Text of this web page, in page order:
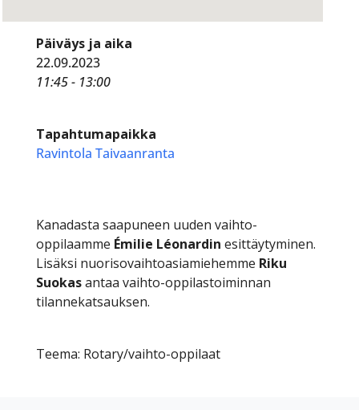
Päiväys ja aika
22.09.2023
11:45 - 13:00
Tapahtumapaikka
Ravintola Taivaanranta
Kanadasta saapuneen uuden vaihto-
oppilaamme Émilie Léonardin esittäytyminen.
Lisäksi nuorisovaihtoasiamiehemme Riku
Suokasantaa vaihto-oppilastoiminnan
tilannekatsauksen.
Teema: Rotary/vaihto-oppilaat